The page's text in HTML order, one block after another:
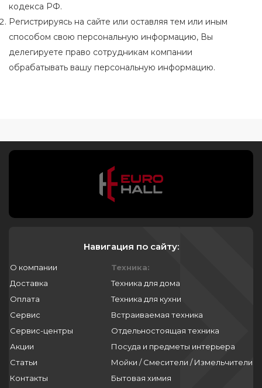
кодекса РФ.
Регистрируясь на сайте или оставляя тем или иным
способом свою персональную информацию, Вы
делегируете право сотрудникам компании
обрабатывать вашу персональную информацию.
Навигация по сайту:
О компании
Доставка
Оплата
Сервис
Сервис-центры
Акции
Статьи
Контакты
Техника:
Техника для дома
Техника для кухни
Встраиваемая техника
Отдельностоящая техника
Посуда и предметы интерьера
Мойки / Смесители / Измельчители
Бытовая химия